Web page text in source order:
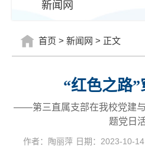
新闻网
首页 > 新闻网 > 正文
“红色之路
——第三直属支部在我校党建
题党日
作者：陶丽萍 日期：2023-10-